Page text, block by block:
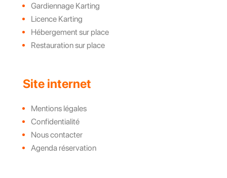
Gardiennage Karting
Licence Karting
Hébergement sur place
Restauration sur place
Site internet
Mentions légales
Confidentialité
Nous contacter
Agenda réservation